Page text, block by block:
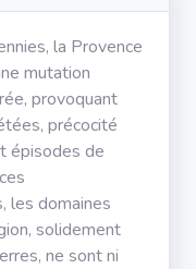
la Provence
mutation
provoquant
précocité
épisodes de
les domaines
solidement
ne sont ni